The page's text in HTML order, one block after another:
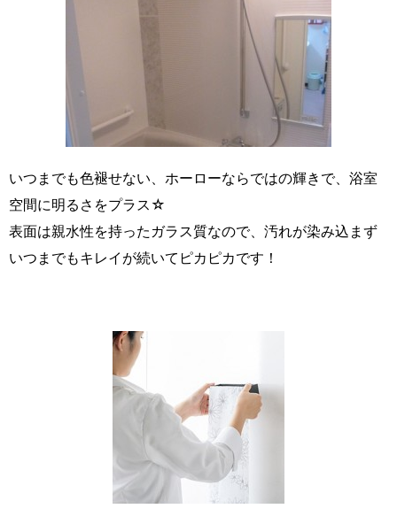
いつまでも色褪せない、ホーローならではの輝きで、浴室
空間に明るさをプラス☆
表面は親水性を持ったガラス質なので、汚れが染み込まず
いつまでもキレイが続いてピカピカです！